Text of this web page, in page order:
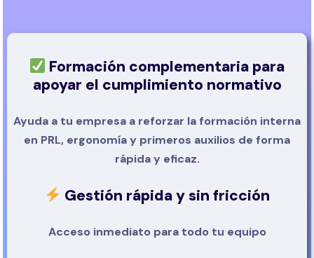
Formación complementaria para
apoyar el cumplimiento normativo
Ayuda a tu empresa a reforzar la formación interna
en PRL, ergonomía y primeros auxilios de forma
rápida y eficaz.
Gestión rápida y sin fricción
Acceso inmediato para todo tu equipo